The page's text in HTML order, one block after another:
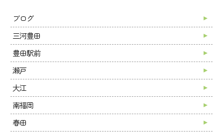
ブログ
三河豊田
豊田駅前
瀬戸
大江
南福岡
春田